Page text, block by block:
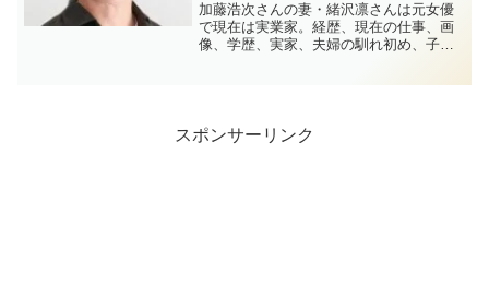
加藤浩次さんの妻・緒沢凛さんは元女優
で現在は実業家。経歴、現在の仕事、画
像、学歴、実家、夫婦の馴れ初め、子
スポンサーリンク